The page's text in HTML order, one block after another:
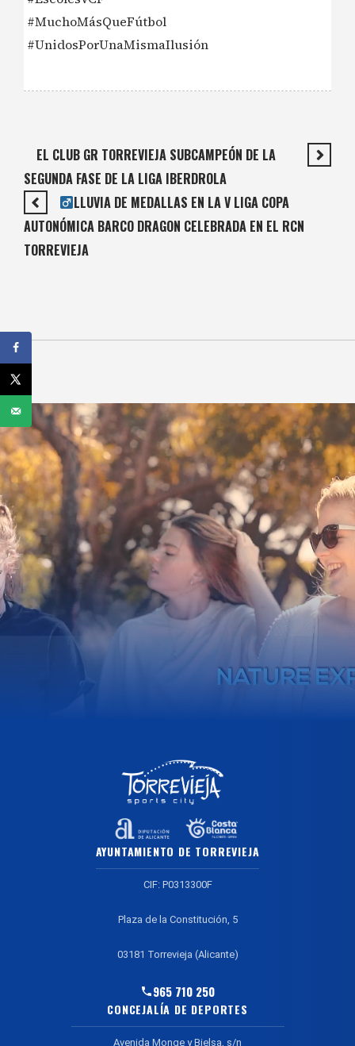
#MuchoMásQueFútbol
#UnidosPorUnaMismaIlusión
EL CLUB GR TORREVIEJA SUBCAMPEÓN DE LA
SEGUNDA FASE DE LA LIGA IBERDROLA
LLUVIA DE MEDALLAS EN LA V LIGA COPA
AUTONÓMICA BARCO DRAGON CELEBRADA EN EL RCN
TORREVIEJA
AYUNTAMIENTO DE TORREVIEJA
CIF: P0313300F
Plaza de la Constitución, 5
03181 Torrevieja (Alicante)
965 710 250
CONCEJALÍA DE DEPORTES
Avenida Monge y Bielsa, s/n